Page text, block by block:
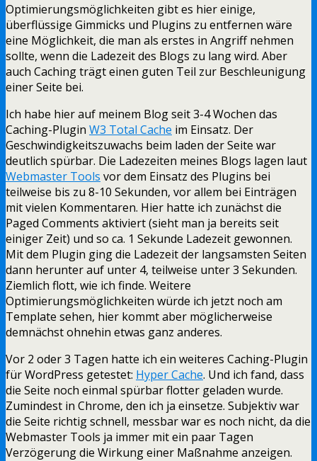
Optimierungsmöglichkeiten gibt es hier einige,
überflüssige Gimmicks und Plugins zu entfernen wäre
eine Möglichkeit, die man als erstes in Angriff nehmen
sollte, wenn die Ladezeit des Blogs zu lang wird. Aber
auch Caching trägt einen guten Teil zur Beschleunigung
einer Seite bei.
Ich habe hier auf meinem Blog seit 3-4 Wochen das
Caching-Plugin W3 Total Cache im Einsatz. Der
Geschwindigkeitszuwachs beim laden der Seite war
deutlich spürbar. Die Ladezeiten meines Blogs lagen laut
Webmaster Tools vor dem Einsatz des Plugins bei
teilweise bis zu 8-10 Sekunden, vor allem bei Einträgen
mit vielen Kommentaren. Hier hatte ich zunächst die
Paged Comments aktiviert (sieht man ja bereits seit
einiger Zeit) und so ca. 1 Sekunde Ladezeit gewonnen.
Mit dem Plugin ging die Ladezeit der langsamsten Seiten
dann herunter auf unter 4, teilweise unter 3 Sekunden.
Ziemlich flott, wie ich finde. Weitere
Optimierungsmöglichkeiten würde ich jetzt noch am
Template sehen, hier kommt aber möglicherweise
demnächst ohnehin etwas ganz anderes.
Vor 2 oder 3 Tagen hatte ich ein weiteres Caching-Plugin
für WordPress getestet: Hyper Cache. Und ich fand, dass
die Seite noch einmal spürbar flotter geladen wurde.
Zumindest in Chrome, den ich ja einsetze. Subjektiv war
die Seite richtig schnell, messbar war es noch nicht, da die
Webmaster Tools ja immer mit ein paar Tagen
Verzögerung die Wirkung einer Maßnahme anzeigen.